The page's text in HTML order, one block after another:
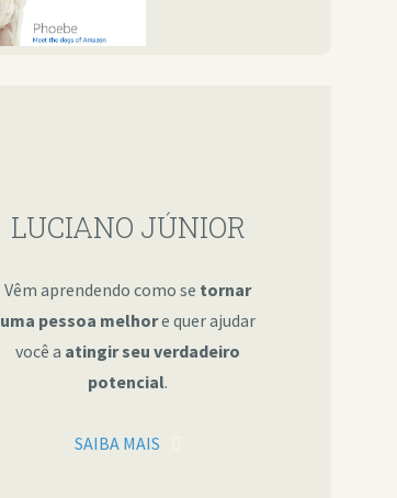
LUCIANO JÚNIOR
Vêm aprendendo como se tornar
uma pessoa melhore quer ajudar
você a atingir seu verdadeiro
potencial.
SAIBA MAIS